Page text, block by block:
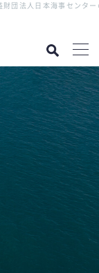
団法人日本海事センター